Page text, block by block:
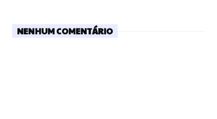
NENHUM COMENTÁRIO